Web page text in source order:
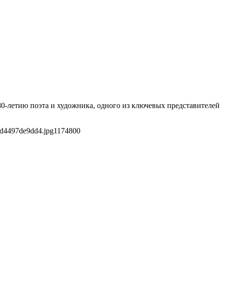
летию поэта и художника, одного из ключевых представителей
1174800